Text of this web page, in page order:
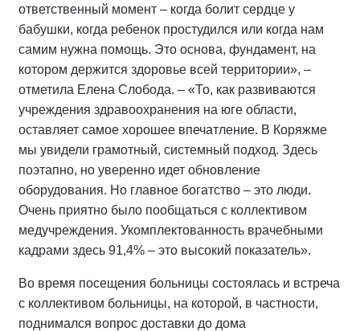
ответственный момент – когда болит сердце у
бабушки, когда ребенок простудился или когда нам
самим нужна помощь. Это основа, фундамент, на
котором держится здоровье всей территории», –
отметила Елена Слобода. – «То, как развиваются
учреждения здравоохранения на юге области,
оставляет самое хорошее впечатление. В Коряжме
мы увидели грамотный, системный подход. Здесь
поэтапно, но уверенно идет обновление
оборудования. Но главное богатство – это люди.
Очень приятно было пообщаться с коллективом
медучреждения. Укомплектованность врачебными
кадрами здесь 91,4% – это высокий показатель».
Во время посещения больницы состоялась и встреча
с коллективом больницы, на которой, в частности,
поднимался вопрос доставки до дома